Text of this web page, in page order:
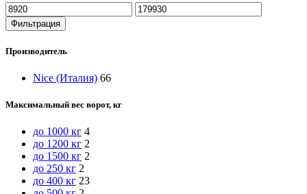
Минимальная
цена
Максимальная
цена
Фильтрация
Производитель
Nice (Италия) 66
Максимальный вес ворот, кг
до 1000 кг 4
до 1200 кг 2
до 1500 кг 2
до 250 кг 2
до 400 кг 23